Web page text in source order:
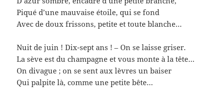
Piqué d’une mauvaise étoile, qui se fond
Avec de doux frissons, petite et toute blanche…
Nuit de juin ! Dix-sept ans ! – On se laisse griser.
La sève est du champagne et vous monte à la tête…
On divague ; on se sent aux lèvres un baiser
Qui palpite là, comme une petite bête…